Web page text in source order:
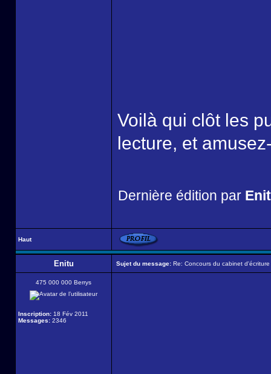
Voilà qui clôt les
lecture, et
Dernière édition par
Haut
Enitu Sujet du message: Re: Concours du cabinet
475 000 000 Berrys
Inscription: 18 Fév 2011
Messages: 2346